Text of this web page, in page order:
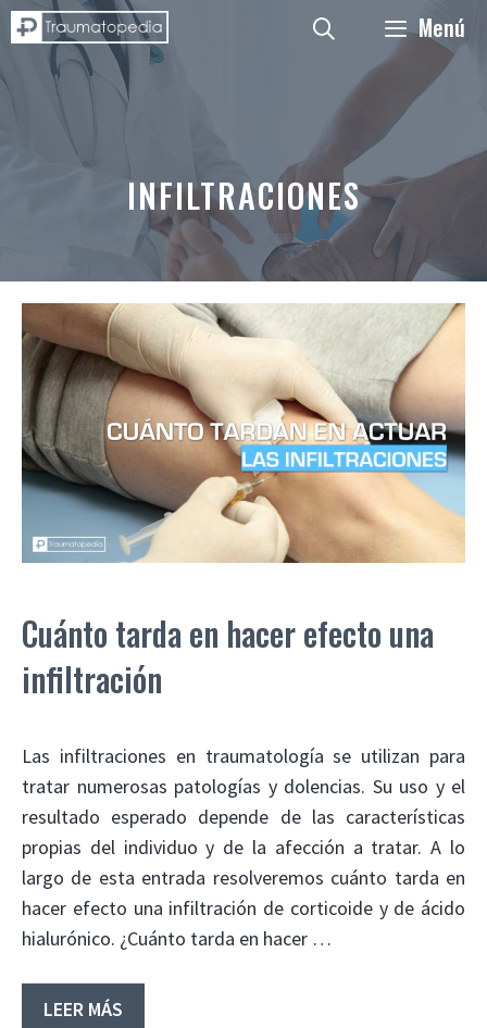
Saltar
al
contenido
Menú
INFILTRACIONES
Cuánto tarda en hacer efecto una
infiltración
Las infiltraciones en traumatología se utilizan para
tratar numerosas patologías y dolencias. Su uso y el
resultado esperado depende de las características
propias del individuo y de la afección a tratar. A lo
largo de esta entrada resolveremos cuánto tarda en
hacer efecto una infiltración de corticoide y de ácido
hialurónico. ¿Cuánto tarda en hacer …
LEER MÁS